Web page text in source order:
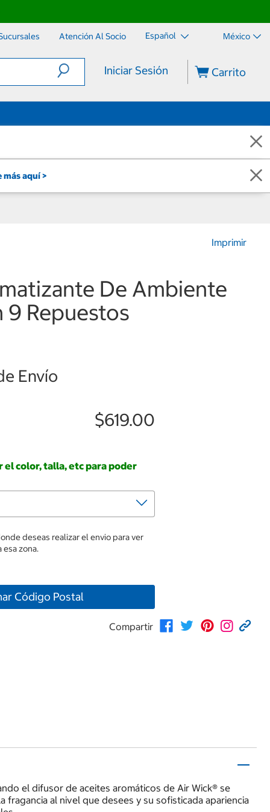
Atención Al Socio Español México
Iniciar Sesión Carrito
más aquí >
Imprimir
De Ambiente
Repuestos
Envío
$619.00
color, talla, etc para poder
deseas realizar el envio para ver
zona.
Código Postal
Compartir
el difusor de aceites aromáticos de Air Wick® se
al nivel que desees y su sofisticada apariencia